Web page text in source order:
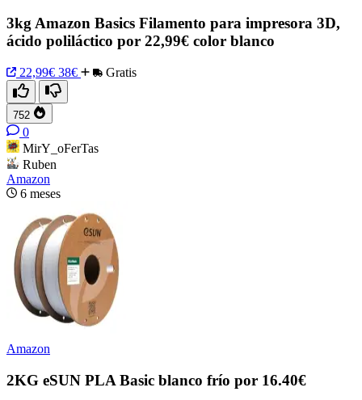
3kg Amazon Basics Filamento para impresora 3D,
ácido poliláctico por 22,99€ color blanco
22,99€ 38€ Gratis
752
0
MirY_oFerTas
Ruben
Amazon
6 meses
Amazon
2KG eSUN PLA Basic blanco frío por 16.40€